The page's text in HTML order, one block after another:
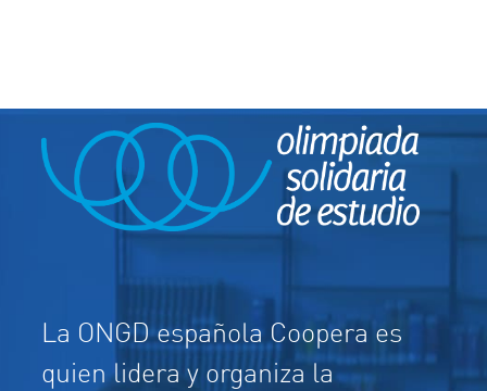
La ONGD española Coopera es
quien lidera y organiza la